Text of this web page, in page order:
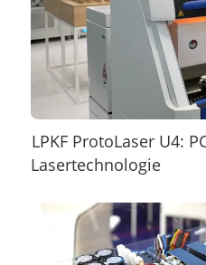
LPKF ProtoLaser U4:
Lasertechnologie